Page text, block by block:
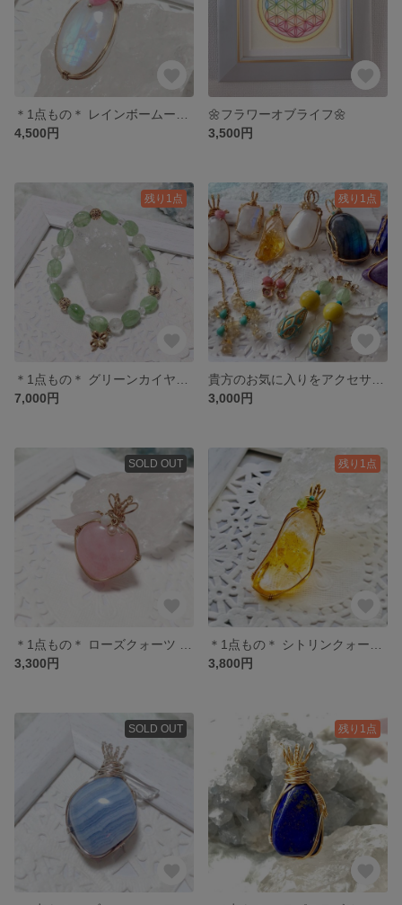
4,500円
🌼フラワーオブライフ🌼
3,500円
残り1点
7,000円
残り1点
3,000円
SOLD OUT
3,300円
残り1点
3,800円
SOLD OUT 残り1点